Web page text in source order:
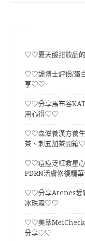
♡♡夏天酸甜飲品
♡♡譚博士評價/蛋
享♡♡
♡♡分享馬布谷
用心得♡♡
♡♡森滋養漢方養生
茶、刺五加茶開箱
♡♡痘痘泛紅救星心
PDRN活膚修復精
♡♡分享Arenes愛
冰珠霜♡♡
♡♡美萃MeiCheck
分享♡♡